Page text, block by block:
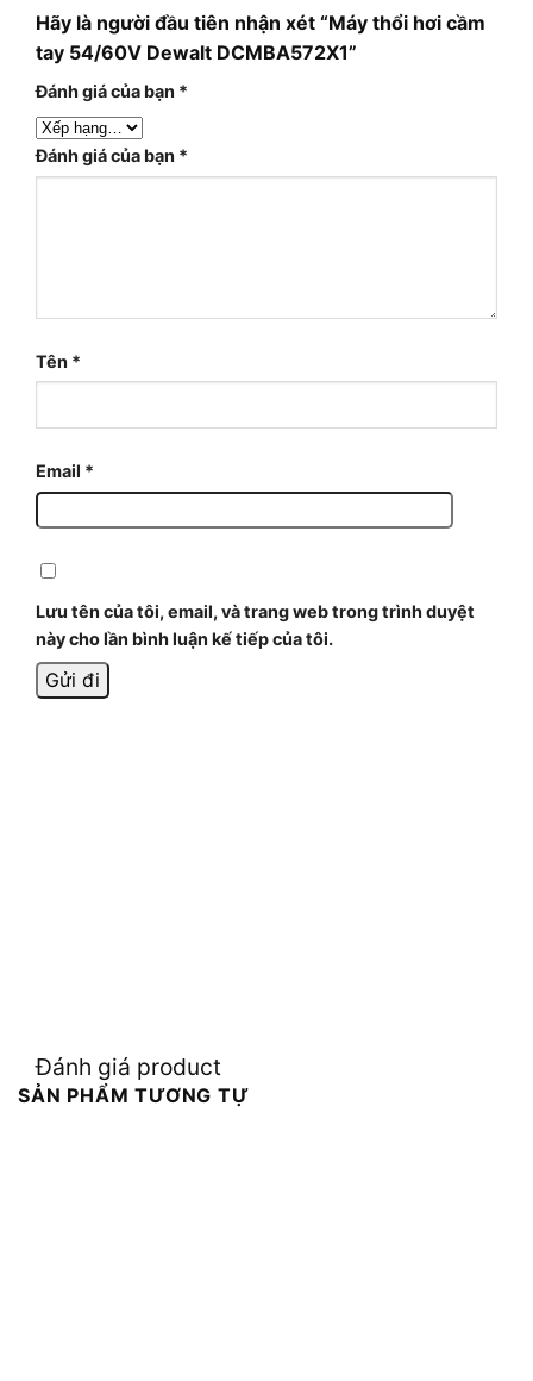
Hãy là người đầu tiên nhận xét “Máy thổi hơi cầm
tay 54/60V Dewalt DCMBA572X1”
Đánh giá của bạn *
Đánh giá của bạn *
Tên *
Email *
Lưu tên của tôi, email, và trang web trong trình duyệt
này cho lần bình luận kế tiếp của tôi.
Đánh giá product
SẢN PHẨM TƯƠNG TỰ